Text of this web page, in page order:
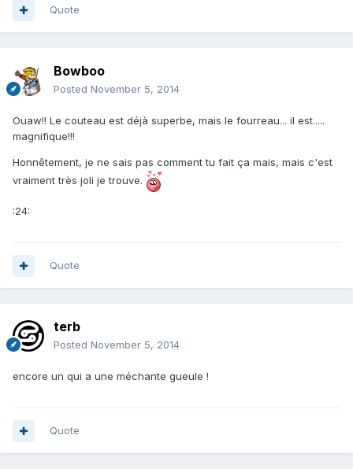
Quote
Bowboo
Posted November 5, 2014
Ouaw!! Le couteau est déjà superbe, mais le fourreau... il est.....
magnifique!!!
Honnêtement, je ne sais pas comment tu fait ça mais, mais c'est
vraiment très joli je trouve.
:24:
Quote
terb
Posted November 5, 2014
encore un qui a une méchante gueule !
Quote